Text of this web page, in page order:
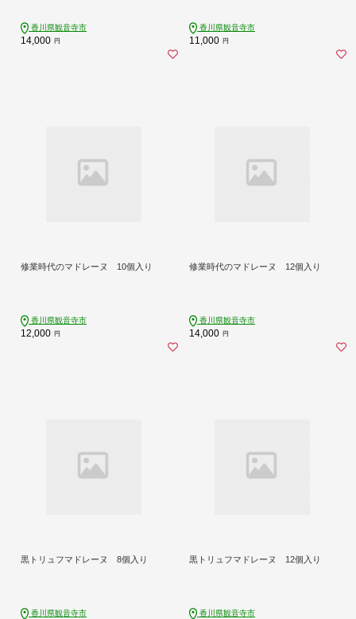
香川県観音寺市
14,000 円
香川県観音寺市
11,000 円
修業時代のマドレーヌ 10個入り
香川県観音寺市
12,000 円
修業時代のマドレーヌ 12個入り
香川県観音寺市
14,000 円
黒トリュフマドレーヌ 8個入り
香川県観音寺市
黒トリュフマドレーヌ 12個入り
香川県観音寺市